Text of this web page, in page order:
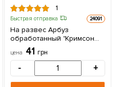
1
Быстрая отправка 24091
На развес Арбуз
обработанный "Кримсон
Свит" ТМ "Весна" цена за
6г
цена 41 грн
- +